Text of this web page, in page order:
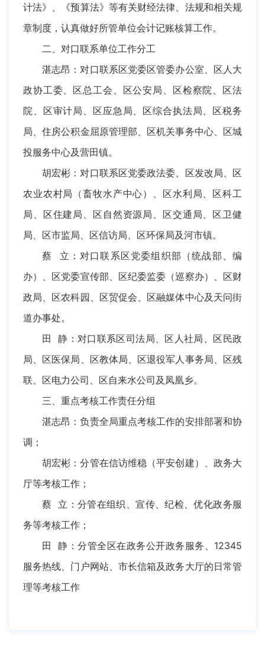
计法》、《预算法》等有关财经法律、法规和相关规
章制度，认真做好所管单位会计记账核算工作。
二、对口联系单位工作分工
湛志昂：对口联系区党委区管委办公室、区人大
政协工委、区总工会、区公安局、区检察院、区法
院、区审计局、区应急局、区综合执法局、区税务
局、住房公积金屈原管理部、区机关事务中心、区城
投服务中心及营田镇。
胡宏彬：对口联系区党委政法委、区发改局、区
农业农村局（畜牧水产中心）、区水利局、区科工
局、区住建局、区自然资源局、区交通局、区卫健
局、区市监局、区信访局、区环保局及河市镇。
蔡 立：对口联系区党委组织部（统战部、编
办）、区党委宣传部、区纪委监委（巡察办）、区财
政局、区农科园、区贸促会、区融媒体中心及天问街
道办事处。
田 静：对口联系区司法局、区人社局、区民政
局、区医保局、区教体局、区退役军人事务局、区残
联、区电力公司、区自来水公司及凤凰乡。
三、重点考核工作责任分组
湛志昂：负责全局重点考核工作的安排部署和协
调；
胡宏彬：分管在信访维稳（平安创建）、政务大
厅等考核工作；
蔡 立：分管在组织、宣传、纪检、优化政务服
务等考核工作；
田 静：分管全区在政务公开政务服务、12345
服务热线、门户网站、市长信箱及政务大厅的日常管
理等考核工作